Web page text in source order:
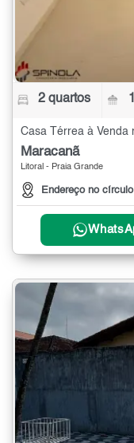
2 quartos
Casa Térrea à Venda
Maracanã
Litoral - Praia Grande
Endereço no